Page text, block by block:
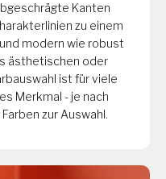
Kanten
zu einem
modern wie robust
ästhetischen oder
ist für viele
Merkmal - je nach
zur Auswahl.